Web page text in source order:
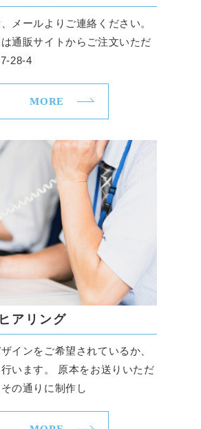
メールよりご連絡ください。
通販サイトからご注文いただ
28-4
MORE
アリング
インをご希望されているか、
います。 原本をお送りいただ
の通りに制作し